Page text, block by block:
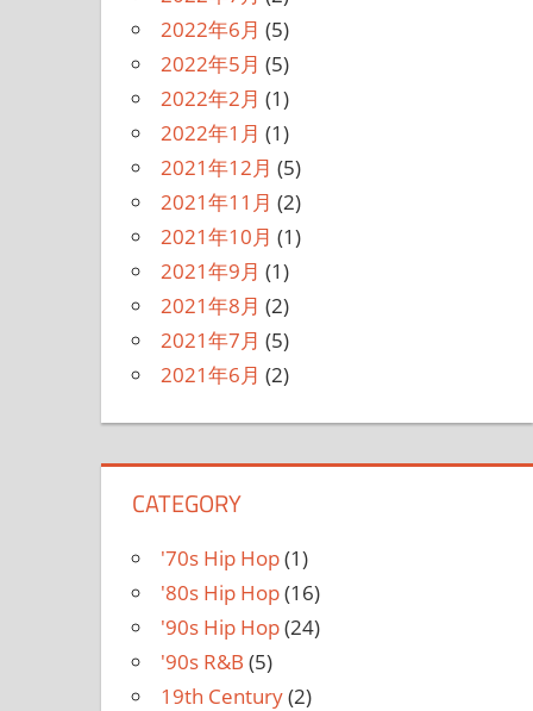
2022年6月 (5)
2022年5月 (5)
2022年2月 (1)
2022年1月 (1)
2021年12月 (5)
2021年11月 (2)
2021年10月 (1)
2021年9月 (1)
2021年8月 (2)
2021年7月 (5)
2021年6月 (2)
CATEGORY
'70s Hip Hop(1)
'80s Hip Hop(16)
'90s Hip Hop(24)
'90s R&B (5)
19th Century(2)